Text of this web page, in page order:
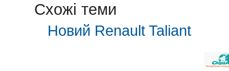
Схожі теми
Новий Renault Taliant